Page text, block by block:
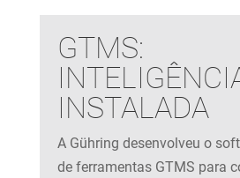
GTMS:
INSTALADA
A Gühring desenvolveu o
de ferramentas GTMS para